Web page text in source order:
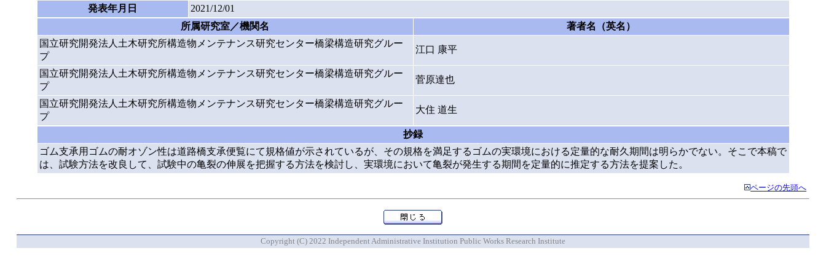
発表年月日
2021/12/01
所属研究室／機関名
著者名（英名）
国立研究開発法人土木研究所構造物メンテナンス研究センター橋梁構造研究グルー
プ
江口 康平
国立研究開発法人土木研究所構造物メンテナンス研究センター橋梁構造研究グルー
プ
菅原達也
国立研究開発法人土木研究所構造物メンテナンス研究センター橋梁構造研究グルー
プ
大住 道生
抄録
ゴム支承用ゴムの耐オゾン性は道路橋支承便覧にて規格値が示されているが、その規格を満足するゴムの実環境における定量的な耐久期間は明らかでない。そこで本稿で
は、試験方法を改良して、試験中の亀裂の伸展を把握する方法を検討し、実環境において亀裂が発生する期間を定量的に推定する方法を提案した。
ページの先頭へ
Copyright (C) 2022 Independent Administrative Institution Public Works Research Institute